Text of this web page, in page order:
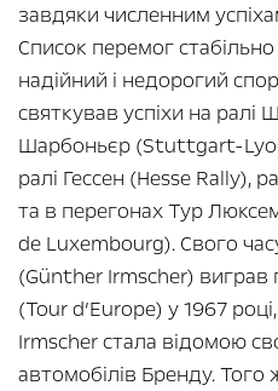
завдяки численним
Список перемог
надійний і недорогий
святкував успіхи на ралі
Шарбоньєр (Stuttgart-
ралі Гессен (Hesse Rally),
та в перегонах Тур
de Luxembourg). Свого
(Günther Irmscher)
(Tour d’Europe) у 1967
Irmscher стала відомою
автомобілів Бренду.